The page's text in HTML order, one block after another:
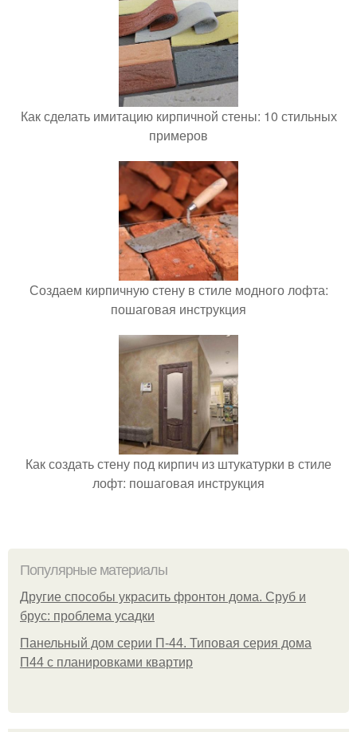
Как сделать имитацию кирпичной стены: 10 стильных
примеров
Создаем кирпичную стену в стиле модного лофта:
пошаговая инструкция
Как создать стену под кирпич из штукатурки в стиле
лофт: пошаговая инструкция
Популярные материалы
Другие способы украсить фронтон дома. Сруб и
брус: проблема усадки
Панельный дом серии П-44. Типовая серия дома
П44 с планировками квартир